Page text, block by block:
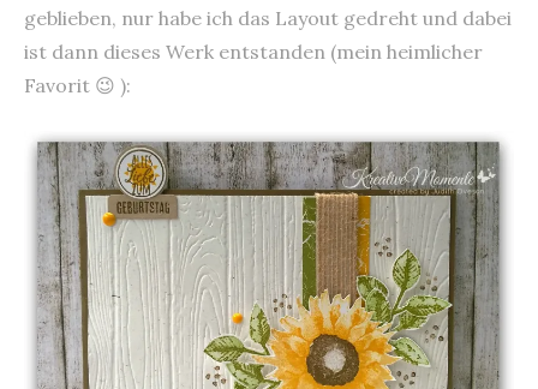
geblieben, nur habe ich das Layout gedreht und dabei
ist dann dieses Werk entstanden (mein heimlicher
Favorit 😉 ):